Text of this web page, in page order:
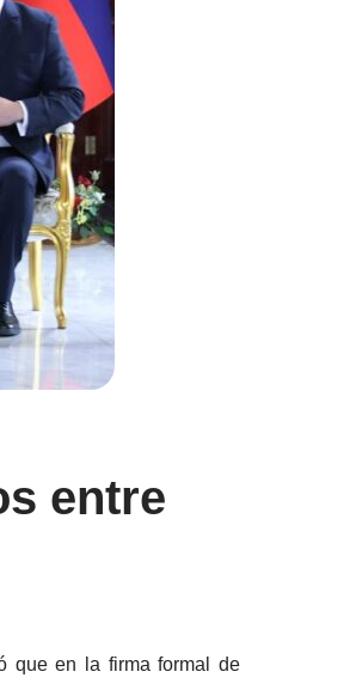
entre
que en la firma formal de